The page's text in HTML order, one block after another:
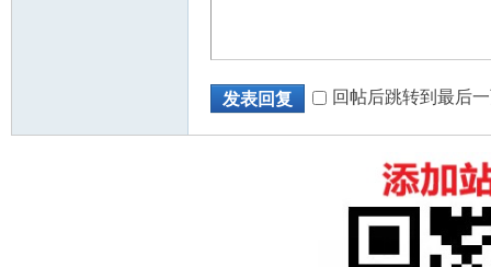
发表回复 回帖后跳转到最后